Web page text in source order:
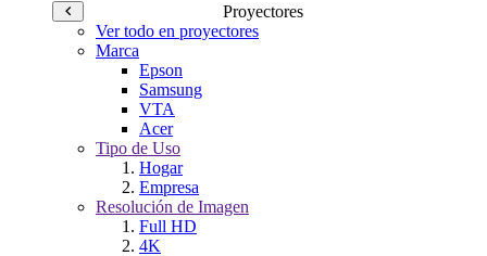
Proyectores
Ver todo en proyectores
Marca
Epson
Samsung
VTA
Acer
Tipo de Uso
Hogar
Empresa
Resolución de Imagen
Full HD
4K